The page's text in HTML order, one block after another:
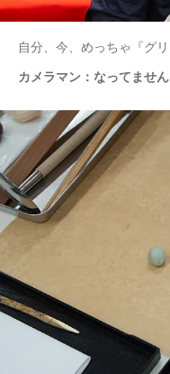
自分、今、めっちゃ『グ
カメラマン：なってません